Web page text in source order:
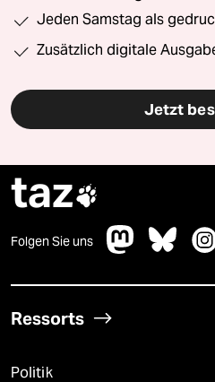
Jeden Samstag als
Zusätzlich digitale
Jetzt
taz
Folgen Sie uns
Ressorts
Politik